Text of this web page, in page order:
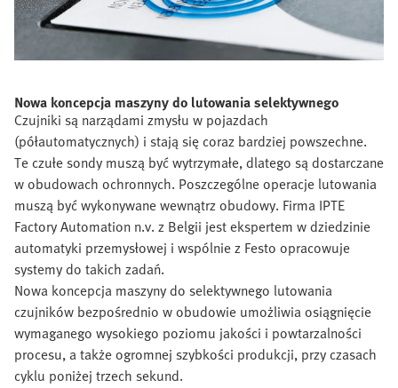
Nowa koncepcja maszyny do lutowania selektywnego
Czujniki są narządami zmysłu w pojazdach
(półautomatycznych) i stają się coraz bardziej powszechne.
Te czułe sondy muszą być wytrzymałe, dlatego są dostarczane
w obudowach ochronnych. Poszczególne operacje lutowania
muszą być wykonywane wewnątrz obudowy. Firma IPTE
Factory Automation n.v. z Belgii jest ekspertem w dziedzinie
automatyki przemysłowej i wspólnie z Festo opracowuje
systemy do takich zadań.
Nowa koncepcja maszyny do selektywnego lutowania
czujników bezpośrednio w obudowie umożliwia osiągnięcie
wymaganego wysokiego poziomu jakości i powtarzalności
procesu, a także ogromnej szybkości produkcji, przy czasach
cyklu poniżej trzech sekund.